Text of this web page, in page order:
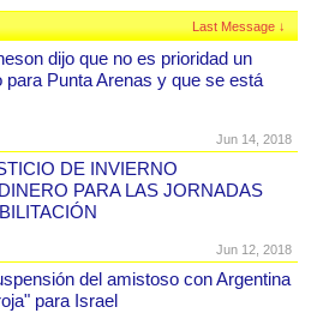
Last Message ↓
dijo que no es prioridad un
para Punta Arenas y que se está
Jun 14, 2018
DE INVIERNO
PARA LAS JORNADAS
Jun 12, 2018
del amistoso con Argentina
para Israel